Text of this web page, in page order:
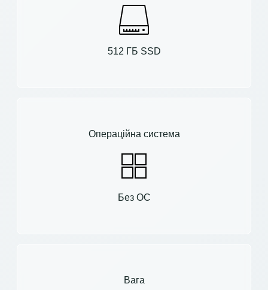
512 ГБ SSD
Операційна система
Без ОС
Вага